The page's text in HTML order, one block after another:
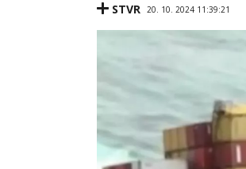
STVR 20. 10. 2024 11:39:21